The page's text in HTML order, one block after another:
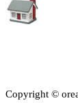
Copyright ©